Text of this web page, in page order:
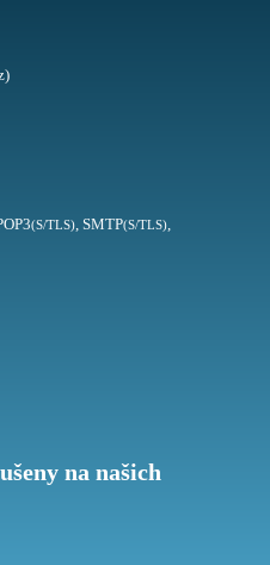
(S/TLS), SMTP(S/TLS),
na našich